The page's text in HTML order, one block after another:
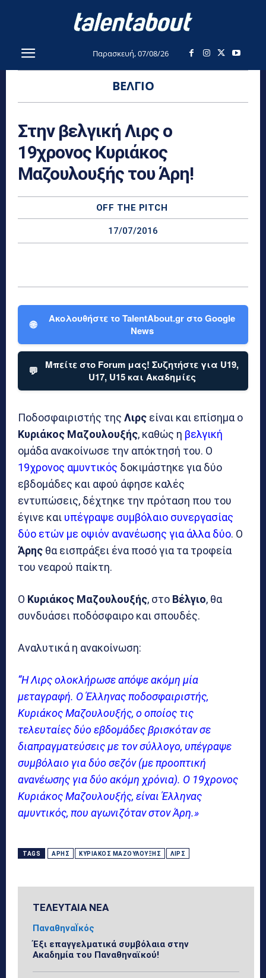
Παρασκευή, 07/08/26
ΒΈΛΓΙΟ
Στην βελγική Λιρς ο
19χρονος Κυριάκος
Μαζουλουξής του Άρη!
OFF THE PITCH
17/07/2016
🌐
Ακολουθήστε το TalentAbout.gr στο Google
News
💬
Μπείτε στο Forum μας! Συζητήστε για U19,
U17, U15 και Ακαδημίες
Ποδοσφαιριστής της Λιρς είναι και επίσημα ο
Κυριάκος Μαζουλουξής, καθώς η βελγική
ομάδα ανακοίνωσε την απόκτησή του. Ο
19χρονος αμυντικός δοκιμάστηκε για δύο
εβδομάδες και αφού άφησε καλές
εντυπώσεις, δέχτηκε την πρόταση που του
έγινε και υπέγραψε συμβόλαιο συνεργασίας
δύο ετών με οψιόν ανανέωσης για άλλα δύο. Ο
Άρης θα εισπράξει ένα ποσό για τα τροφεία
του νεαρού παίκτη.
Ο Κυριάκος Μαζουλουξής, στο Βέλγιο, θα
συνδυάσει ποδόσφαιρο και σπουδές.
Αναλυτικά η ανακοίνωση:
“Η Λιρς ολοκλήρωσε απόψε ακόμη μία
μεταγραφή. Ο Έλληνας ποδοσφαιριστής,
Κυριάκος Μαζουλουξής, ο οποίος τις
τελευταίες δύο εβδομάδες βρισκόταν σε
διαπραγματεύσεις με τον σύλλογο, υπέγραψε
συμβόλαιο για δύο σεζόν (με προοπτική
ανανέωσης για δύο ακόμη χρόνια). Ο 19χρονος
Κυριάκος Μαζουλουξής, είναι Έλληνας
αμυντικός, που αγωνιζόταν στον Άρη.»
TAGS ΆΡΗΣ ΚΥΡΙΆΚΟΣ ΜΑΖΟΥΛΟΥΞΉΣ ΛΙΡΣ
ΤΕΛΕΥΤΑΙΑ ΝΕΑ
ΠαναθηναΪκός
Έξι επαγγελματικά συμβόλαια στην
Ακαδημία του Παναθηναϊκού!